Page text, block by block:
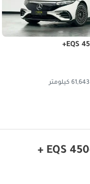
61,643 كيلومتر